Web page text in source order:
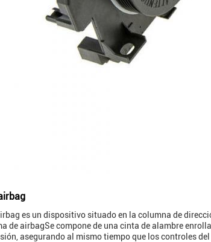
es un dispositivo situado en la columna de
de airbagSe compone de una cinta de alambre
asegurando al mismo tiempo que los controles